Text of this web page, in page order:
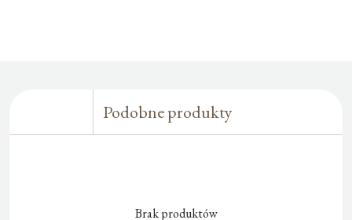
Podobne produkty
Brak produktów